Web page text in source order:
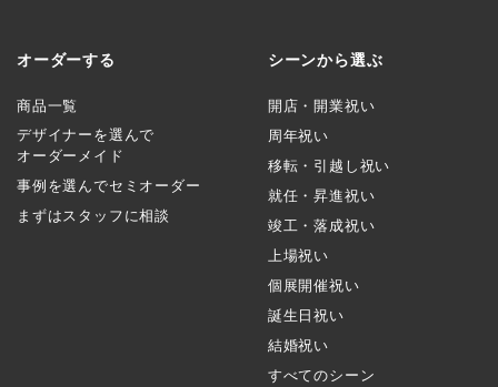
オーダーする
商品一覧
デザイナーを選んで
オーダーメイド
事例を選んでセミオーダー
まずはスタッフに相談
シーンから選ぶ
開店・開業祝い
周年祝い
移転・引越し祝い
就任・昇進祝い
竣工・落成祝い
上場祝い
個展開催祝い
誕生日祝い
結婚祝い
すべてのシーン